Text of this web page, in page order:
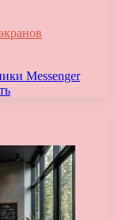
Messenger